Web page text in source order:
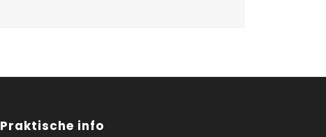
Praktische info